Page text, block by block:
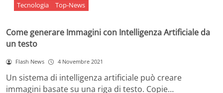
Tecnologia Top-News
Come generare Immagini con Intelligenza Artificiale da
un testo
Flash News 4 Novembre 2021
Un sistema di intelligenza artificiale può creare
immagini basate su una riga di testo. Copie…